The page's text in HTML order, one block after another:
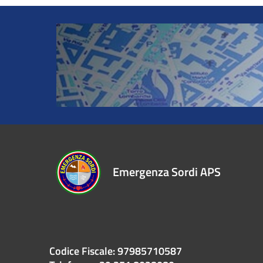
Emergenza Sordi APS
Codice Fiscale: 97985710587